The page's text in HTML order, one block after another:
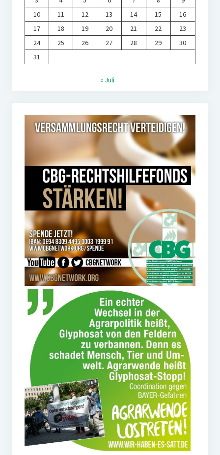
10
11 12 13 14 15
16
17
18 19 20 21 22
23
24
25 26 27 28 29
30
31
« Juli